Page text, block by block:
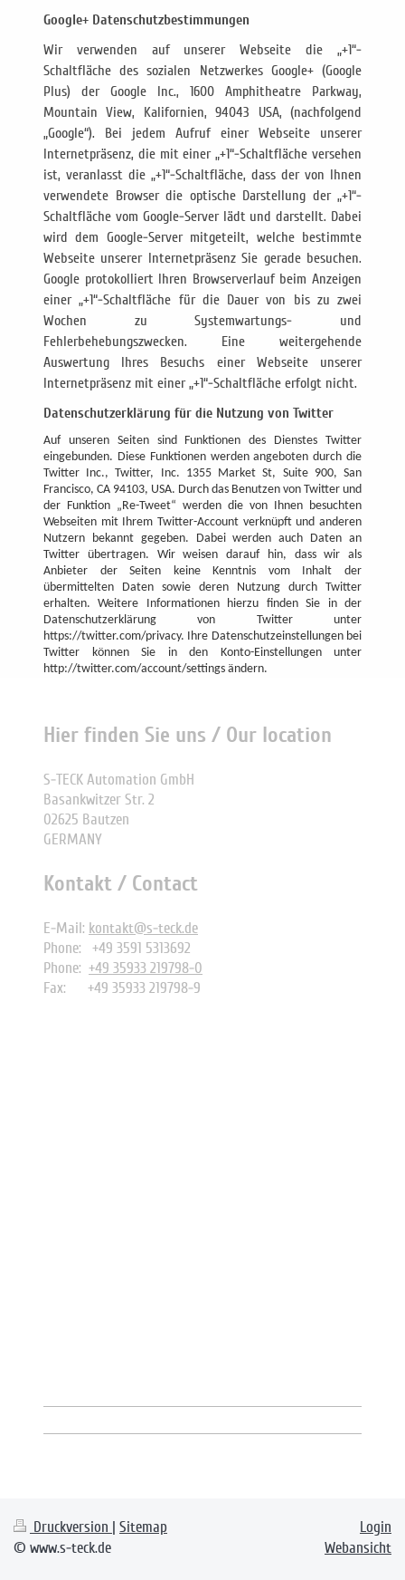
Google+ Datenschutzbestimmungen
Wir verwenden auf unserer Webseite die „+1“-
Schaltfläche des sozialen Netzwerkes Google+ (Google
Plus) der Google Inc., 1600 Amphitheatre Parkway,
Mountain View, Kalifornien, 94043 USA, (nachfolgend
„Google“). Bei jedem Aufruf einer Webseite unserer
Internetpräsenz, die mit einer „+1“-Schaltfläche versehen
ist, veranlasst die „+1“-Schaltfläche, dass der von Ihnen
verwendete Browser die optische Darstellung der „+1“-
Schaltfläche vom Google-Server lädt und darstellt. Dabei
wird dem Google-Server mitgeteilt, welche bestimmte
Webseite unserer Internetpräsenz Sie gerade besuchen.
Google protokolliert Ihren Browserverlauf beim Anzeigen
einer „+1“-Schaltfläche für die Dauer von bis zu zwei
Wochen zu Systemwartungs- und
Fehlerbehebungszwecken. Eine weitergehende
Auswertung Ihres Besuchs einer Webseite unserer
Internetpräsenz mit einer „+1“-Schaltfläche erfolgt nicht.
Datenschutzerklärung für die Nutzung von Twitter
Auf unseren Seiten sind Funktionen des Dienstes Twitter
eingebunden. Diese Funktionen werden angeboten durch die
Twitter Inc., Twitter, Inc. 1355 Market St, Suite 900, San
Francisco, CA 94103, USA. Durch das Benutzen von Twitter und
der Funktion „Re-Tweet“ werden die von Ihnen besuchten
Webseiten mit Ihrem Twitter-Account verknüpft und anderen
Nutzern bekannt gegeben. Dabei werden auch Daten an
Twitter übertragen. Wir weisen darauf hin, dass wir als
Anbieter der Seiten keine Kenntnis vom Inhalt der
übermittelten Daten sowie deren Nutzung durch Twitter
erhalten. Weitere Informationen hierzu finden Sie in der
Datenschutzerklärung von Twitter unter
https://twitter.com/privacy. Ihre Datenschutzeinstellungen bei
Twitter können Sie in den Konto-Einstellungen unter
http://twitter.com/account/settings ändern.
Hier finden Sie uns / Our location
S-TECK Automation GmbH
Basankwitzer Str. 2
02625 Bautzen
GERMANY
Kontakt / Contact
E-Mail: kontakt@s-teck.de
Phone: +49 3591 5313692
Phone: +49 35933 219798-0
Fax: +49 35933 219798-9
Druckversion | Sitemap
© www.s-teck.de
Login
Webansicht